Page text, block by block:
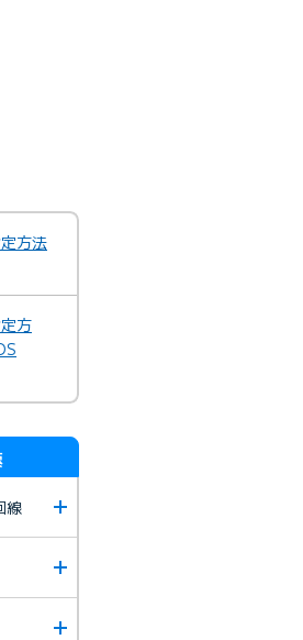
方法
方
線